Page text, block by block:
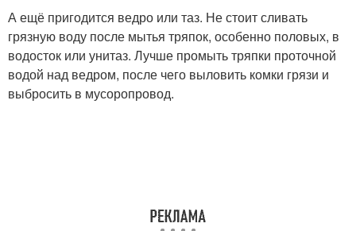
А ещё пригодится ведро или таз. Не стоит сливать
грязную воду после мытья тряпок, особенно половых, в
водосток или унитаз. Лучше промыть тряпки проточной
водой над ведром, после чего выловить комки грязи и
выбросить в мусоропровод.